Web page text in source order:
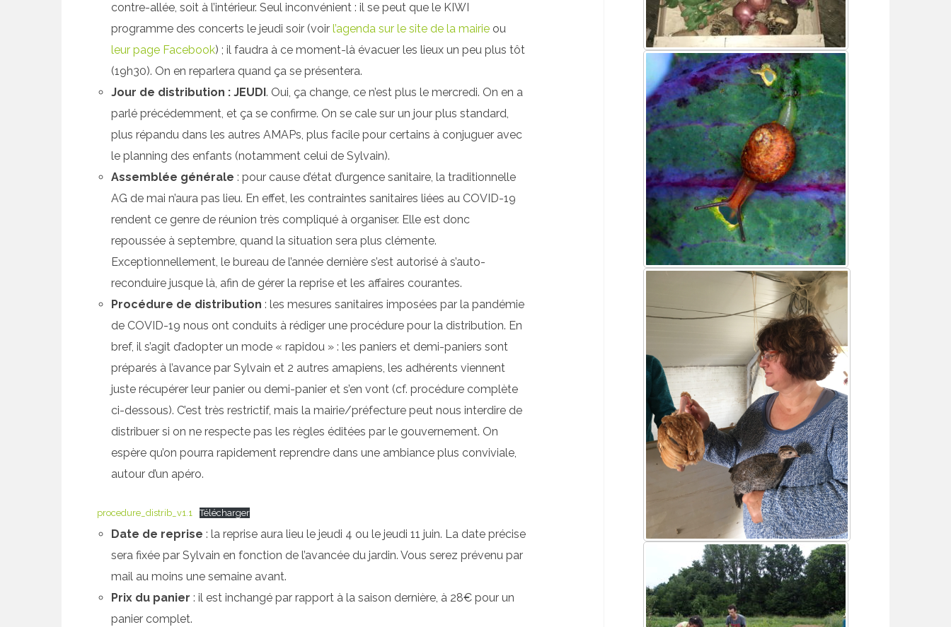
contre-allée, soit à l’intérieur. Seul inconvénient : il se peut que le KIWI
programme des concerts le jeudi soir (voir l’agenda sur le site de la mairie ou
leur page Facebook) ; il faudra à ce moment-là évacuer les lieux un peu plus tôt
(19h30). On en reparlera quand ça se présentera.
Jour de distribution : JEUDI . Oui, ça change, ce n’est plus le mercredi. On en a
parlé précédemment, et ça se confirme. On se cale sur un jour plus standard,
plus répandu dans les autres AMAPs, plus facile pour certains à conjuguer avec
le planning des enfants (notamment celui de Sylvain).
Assemblée générale : pour cause d’état d’urgence sanitaire, la traditionnelle
AG de mai n’aura pas lieu. En effet, les contraintes sanitaires liées au COVID-19
rendent ce genre de réunion très compliqué à organiser. Elle est donc
repoussée à septembre, quand la situation sera plus clémente.
Exceptionnellement, le bureau de l’année dernière s’est autorisé à s’auto-
reconduire jusque là, afin de gérer la reprise et les affaires courantes.
Procédure de distribution : les mesures sanitaires imposées par la pandémie
de COVID-19 nous ont conduits à rédiger une procédure pour la distribution. En
bref, il s’agit d’adopter un mode « rapidou » : les paniers et demi-paniers sont
préparés à l’avance par Sylvain et 2 autres amapiens, les adhérents viennent
juste récupérer leur panier ou demi-panier et s’en vont (cf. procédure complète
ci-dessous). C’est très restrictif, mais la mairie/préfecture peut nous interdire de
distribuer si on ne respecte pas les règles éditées par le gouvernement. On
espère qu’on pourra rapidement reprendre dans une ambiance plus conviviale,
autour d’un apéro.
procedure_distrib_v1.1 Télécharger
Date de reprise : la reprise aura lieu le jeudi 4 ou le jeudi 11 juin. La date précise
sera fixée par Sylvain en fonction de l’avancée du jardin. Vous serez prévenu par
mail au moins une semaine avant.
Prix du panier : il est inchangé par rapport à la saison dernière, à 28€ pour un
panier complet.